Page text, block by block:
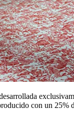
con un